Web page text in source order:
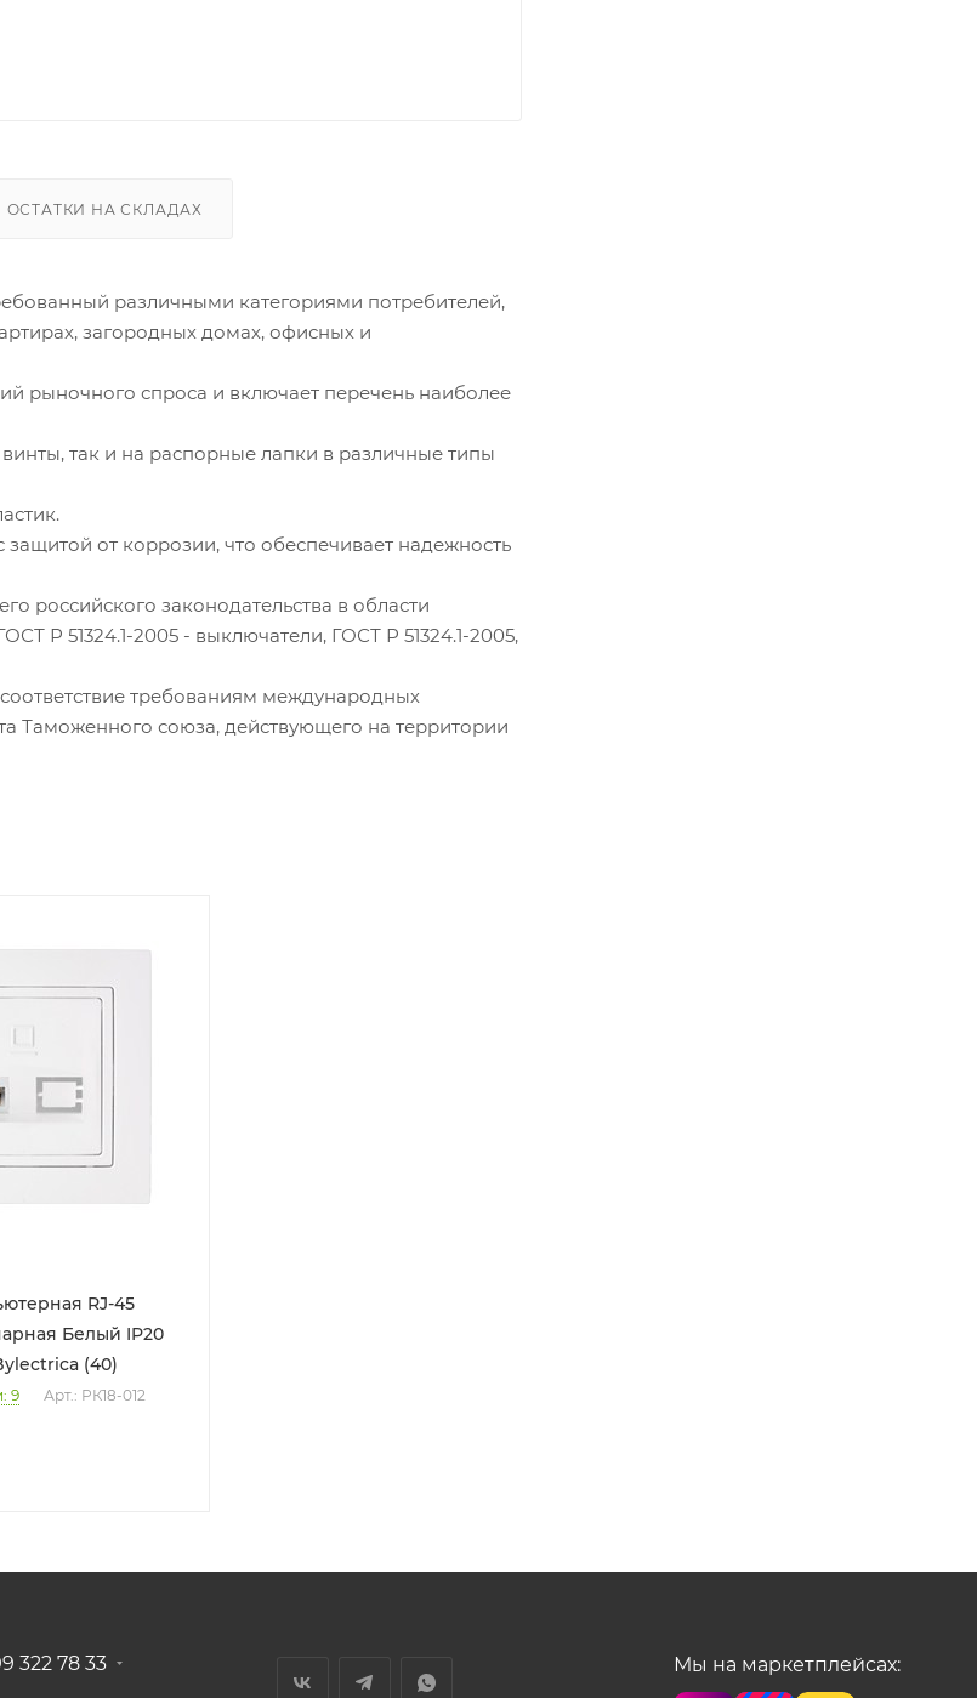
ОСТАТКИ НА СКЛАДАХ
различными категориями потребителей,
загородных домах, офисных и
рыночного спроса и включает перечень наиболее
так и на распорные лапки в различные типы
от коррозии, что обеспечивает надежность
российского законодательства в области
Р 51324.1-2005 - выключатели, ГОСТ Р 51324.1-2005,
требованиям международных
Таможенного союза, действующего на территории
RJ-45
(40)
9 Арт.: РК18-012
322 78 33 Мы на маркетплейсах: